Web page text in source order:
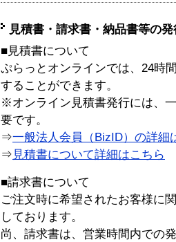
見積書・請求書・納品書等の
■見積書について
ぷらっとオンラインでは、24時
することができます。
※オンライン見積書発行には、
要です。
⇒一般法人会員（BizID）の詳細
⇒ 見積書について詳細はこちら
■請求書について
ご注文時に希望されたお客様に
しております。
尚、請求書は、営業時間内での